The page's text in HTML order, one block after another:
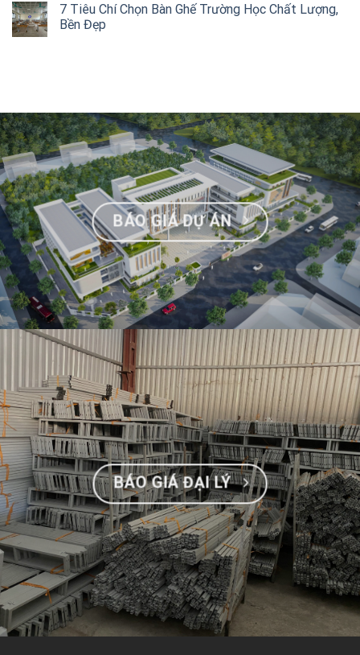
7 Tiêu Chí Chọn Bàn Ghế Trường Học Chất Lượng,
Bền Đẹp
BÁO GIÁ DỰ ÁN
BÁO GIÁ ĐẠI LÝ